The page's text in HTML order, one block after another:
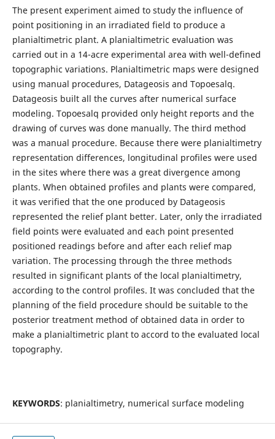
The present experiment aimed to study the influence of
point positioning in an irradiated field to produce a
planialtimetric plant. A planialtimetric evaluation was
carried out in a 14-acre experimental area with well-defined
topographic variations. Planialtimetric maps were designed
using manual procedures, Datageosis and Topoesalq.
Datageosis built all the curves after numerical surface
modeling. Topoesalq provided only height reports and the
drawing of curves was done manually. The third method
was a manual procedure. Because there were planialtimetry
representation differences, longitudinal profiles were used
in the sites where there was a great divergence among
plants. When obtained profiles and plants were compared,
it was verified that the one produced by Datageosis
represented the relief plant better. Later, only the irradiated
field points were evaluated and each point presented
positioned readings before and after each relief map
variation. The processing through the three methods
resulted in significant plants of the local planialtimetry,
according to the control profiles. It was concluded that the
planning of the field procedure should be suitable to the
posterior treatment method of obtained data in order to
make a planialtimetric plant to accord to the evaluated local
topography.
KEYWORDS: planialtimetry, numerical surface modeling